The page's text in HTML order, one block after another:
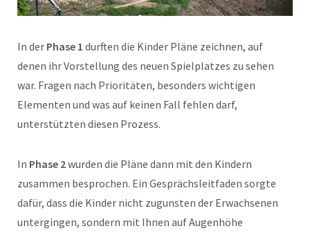
In der Phase 1 durften die Kinder Pläne zeichnen, auf
denen ihr Vorstellung des neuen Spielplatzes zu sehen
war. Fragen nach Prioritäten, besonders wichtigen
Elementen und was auf keinen Fall fehlen darf,
unterstützten diesen Prozess.
In Phase 2wurden die Pläne dann mit den Kindern
zusammen besprochen. Ein Gesprächsleitfaden sorgte
dafür, dass die Kinder nicht zugunsten der Erwachsenen
untergingen, sondern mit Ihnen auf Augenhöhe